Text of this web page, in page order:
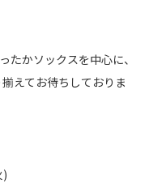
たかソックスを中心に、
えてお待ちしておりま
)